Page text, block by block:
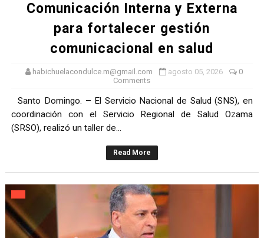
Comunicación Interna y Externa
para fortalecer gestión
comunicacional en salud
habichuelacondulce.m@gmail.com agosto 05, 2026
0
Comments
Santo Domingo. – El Servicio Nacional de Salud (SNS), en
coordinación con el Servicio Regional de Salud Ozama
(SRSO), realizó un taller de...
Read More